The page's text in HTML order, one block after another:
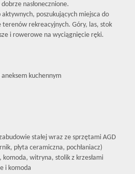
nasłonecznione.
poszukujących miejsca do
terenów rekreacyjnych. Góry, las, stok
i rowerowe na wyciągnięcie ręki.
kuchennym
stałej wraz ze sprzętami AGD
płyta ceramiczna, pochłaniacz)
komoda, witryna, stolik z krzesłami
i komoda